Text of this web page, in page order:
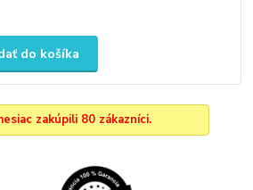
do košíka
zakúpili 80 zákazníci.